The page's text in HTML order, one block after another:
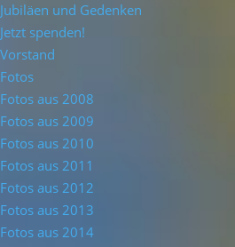
Jubiläen und Gedenken
Jetzt spenden!
Vorstand
Fotos
Fotos aus 2008
Fotos aus 2009
Fotos aus 2010
Fotos aus 2011
Fotos aus 2012
Fotos aus 2013
Fotos aus 2014